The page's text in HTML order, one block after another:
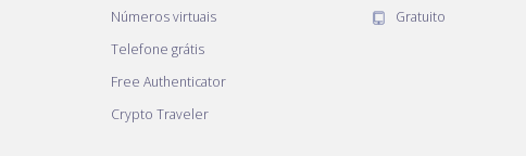
Números virtuais
Telefone grátis
Free Authenticator
Crypto Traveler
Gratuito